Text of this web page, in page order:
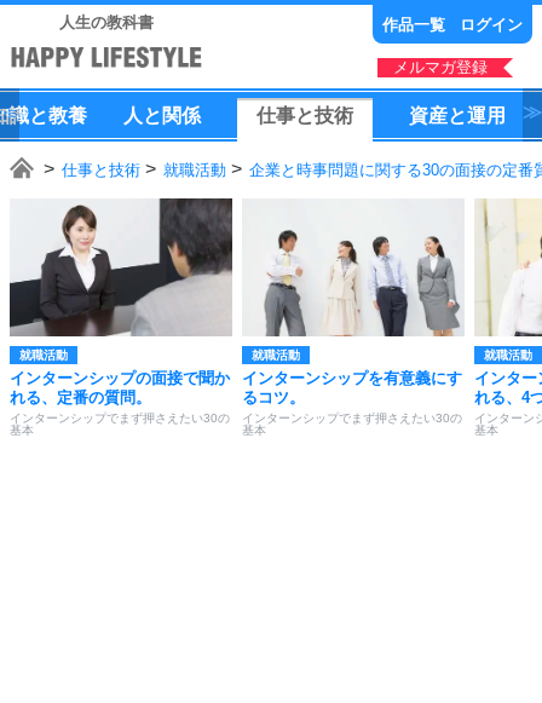
人生の教科書 作品一覧 ログイン
メルマガ登録
識と教養 人 と 関係 仕事と技術 資産と運用
仕事と技術 就職活動 企業と時事問題に関する30の面接の定番
就職活動
インターンシップの面接で聞か
れる、定番の質問。
インターンシップでまず押さえたい30の
基本
就職活動
インターンシップを有意義にす
るコツ。
インターンシップでまず押さえたい30の
基本
就職活動
インタ
れる、4
インターン
基本